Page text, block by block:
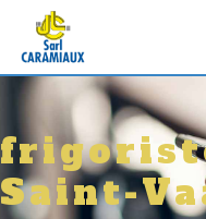
Panneau de gestion des
Saint-